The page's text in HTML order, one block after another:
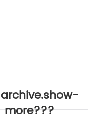
more???